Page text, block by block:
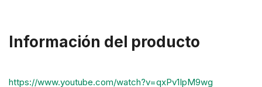
Información del producto
https://www.youtube.com/watch?v=qxPv1IpM9wg